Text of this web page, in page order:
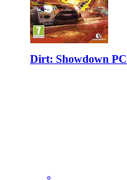
Dirt: Showdown PC